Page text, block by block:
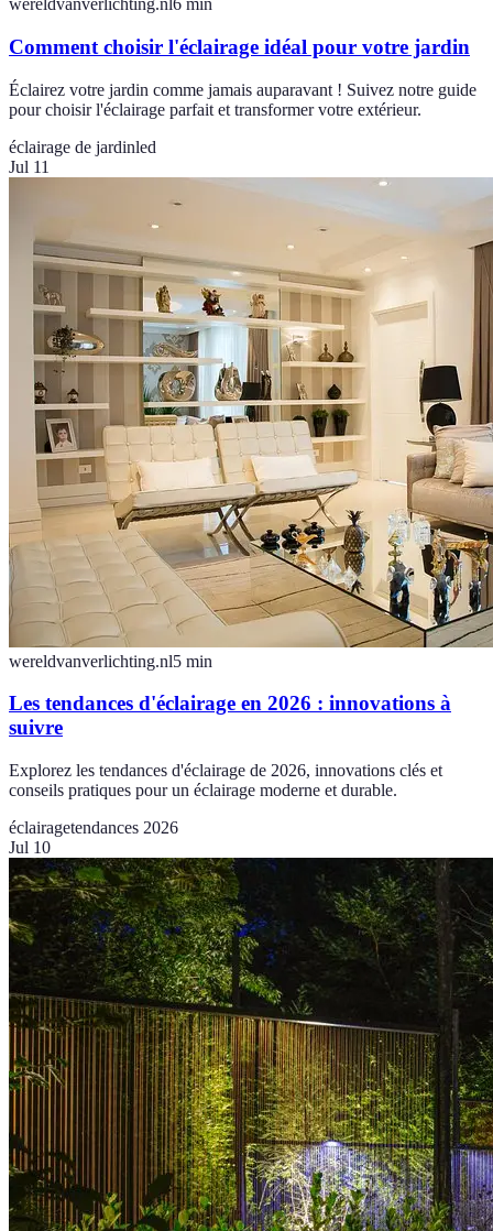
wereldvanverlichting.nl 6 min
Comment choisir l'éclairage idéal pour votre jardin
Éclairez votre jardin comme jamais auparavant ! Suivez notre guide
pour choisir l'éclairage parfait et transformer votre extérieur.
éclairage de jardinled
Jul 11
wereldvanverlichting.nl5 min
Les tendances d'éclairage en 2026 : innovations à
suivre
Explorez les tendances d'éclairage de 2026, innovations clés et
conseils pratiques pour un éclairage moderne et durable.
éclairagetendances 2026
Jul 10